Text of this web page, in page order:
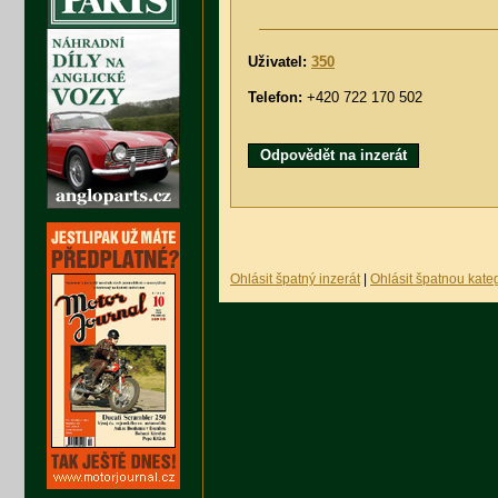
Uživatel: 350
Telefon: +420 722 170 502
Odpovědět na inzerát
Ohlásit špatný inzerát Ohlásit špatnou